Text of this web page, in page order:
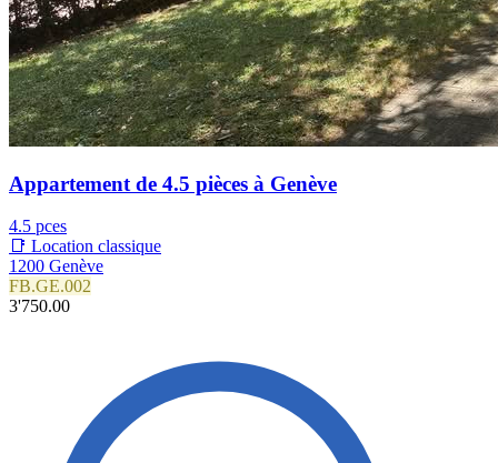
Appartement de 4.5 pièces à Genève
4.5 pces
📑 Location classique
1200 Genève
FB.GE.002
3'750.00